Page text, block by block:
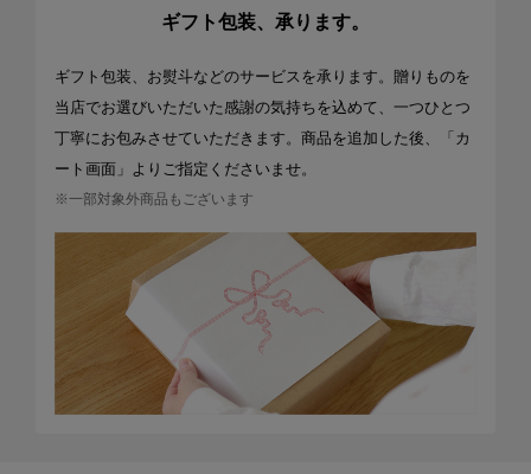
ギフト包装、承ります。
ギフト包装、お熨斗などのサービスを承ります。贈りものを
当店でお選びいただいた感謝の気持ちを込めて、一つひとつ
丁寧にお包みさせていただきます。商品を追加した後、「カ
ート画面」よりご指定くださいませ。
※一部対象外商品もございます